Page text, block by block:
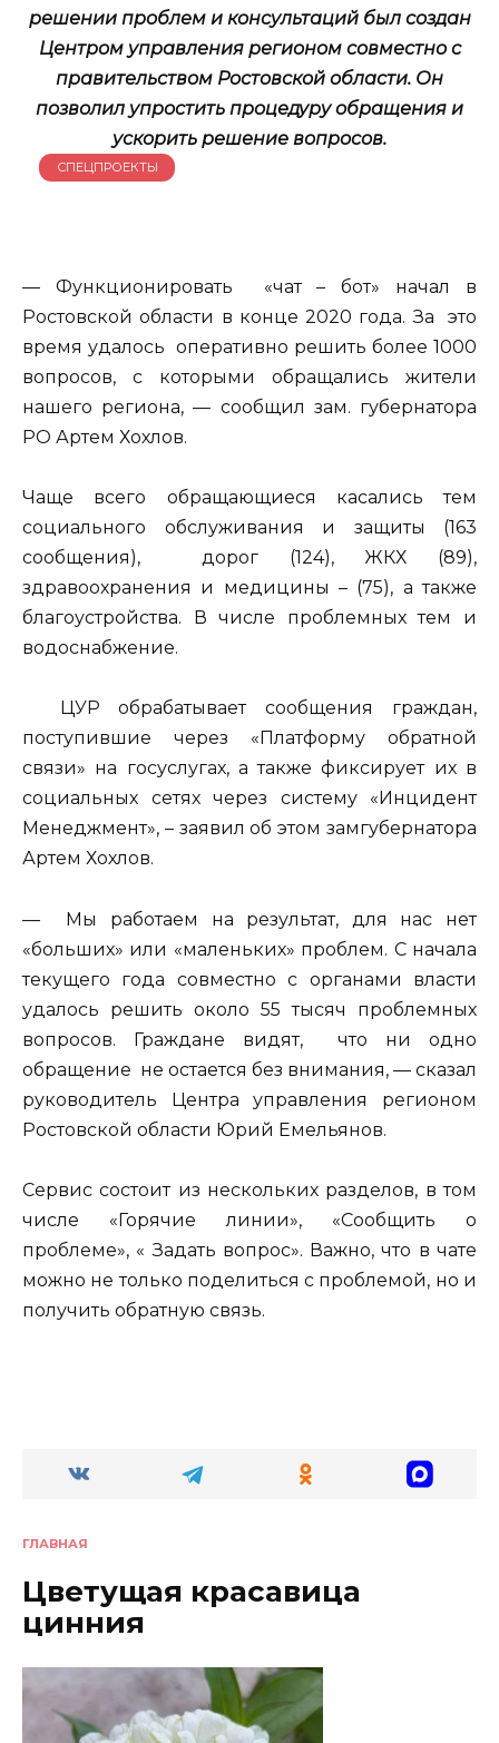
решении проблем и консультаций был создан
Центром управления регионом совместно с
правительством Ростовской области. Он
позволил упростить процедуру обращения и
ускорить решение вопросов.
СПЕЦПРОЕКТЫ
— Функционировать «чат – бот» начал в
Ростовской области в конце 2020 года. За это
время удалось оперативно решить более 1000
вопросов, с которыми обращались жители
нашего региона, — сообщил зам. губернатора
РО Артем Хохлов.
Чаще всего обращающиеся касались тем
социального обслуживания и защиты (163
сообщения), дорог (124), ЖКХ (89),
здравоохранения и медицины – (75), а также
благоустройства. В числе проблемных тем и
водоснабжение.
ЦУР обрабатывает сообщения граждан,
поступившие через «Платформу обратной
связи» на госуслугах, а также фиксирует их в
социальных сетях через систему «Инцидент
Менеджмент», – заявил об этом замгубернатора
Артем Хохлов.
— Мы работаем на результат, для нас нет
«больших» или «маленьких» проблем. С начала
текущего года совместно с органами власти
удалось решить около 55 тысяч проблемных
вопросов. Граждане видят, что ни одно
обращение не остается без внимания, — сказал
руководитель Центра управления регионом
Ростовской области Юрий Емельянов.
Сервис состоит из нескольких разделов, в том
числе «Горячие линии», «Сообщить о
проблеме», « Задать вопрос». Важно, что в чате
можно не только поделиться с проблемой, но и
получить обратную связь.
ГЛАВНАЯ
Цветущая красавица
цинния